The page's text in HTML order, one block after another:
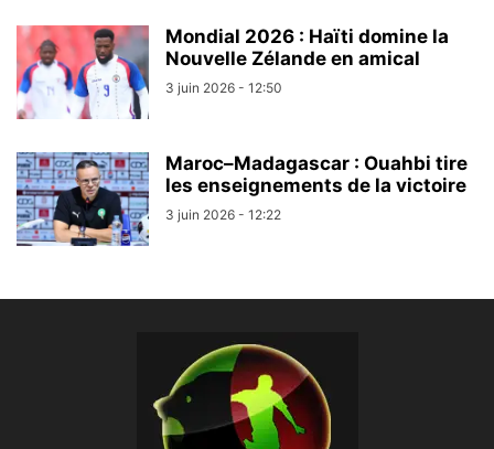
Mondial 2026 : Haïti domine la
Nouvelle Zélande en amical
3 juin 2026 - 12:50
Maroc–Madagascar : Ouahbi tire
les enseignements de la victoire
3 juin 2026 - 12:22